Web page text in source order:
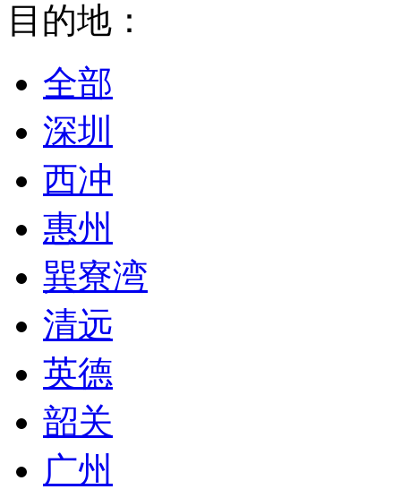
目的地：
全部
深圳
西冲
惠州
巽寮湾
清远
英德
韶关
广州